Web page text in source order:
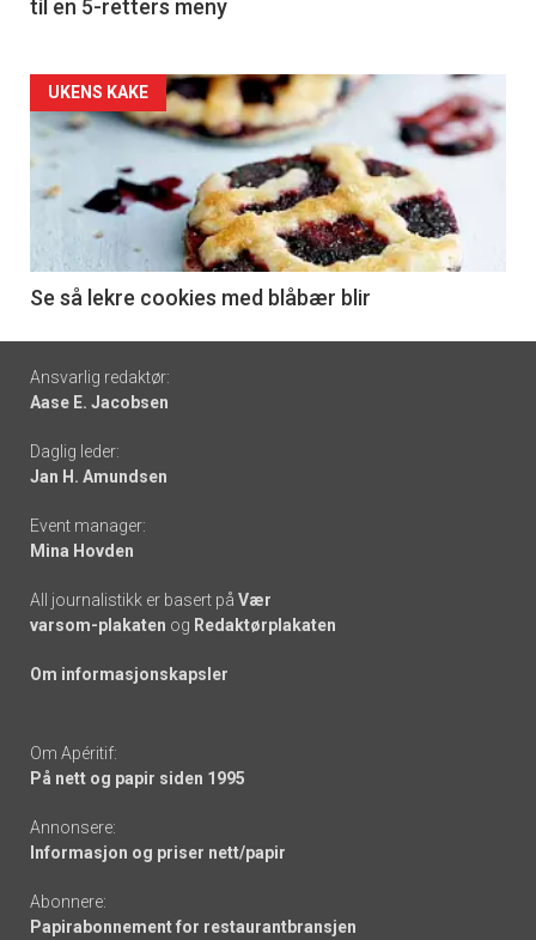
til en 5-retters meny
Forsiden
akkurat
nå
6
UKENS KAKE
Se så lekre cookies med blåbær blir
Footer
-
links
Ansvarlig redaktør:
Aase E. Jacobsen
Daglig leder:
Jan H. Amundsen
Event manager:
Mina Hovden
All journalistikk er basert på Vær
varsom-plakaten og Redaktørplakaten
Om informasjonskapsler
Om Apéritif:
På nett og papir siden 1995
Annonsere:
Informasjon og priser nett/papir
Abonnere:
Papirabonnement for restaurantbransjen